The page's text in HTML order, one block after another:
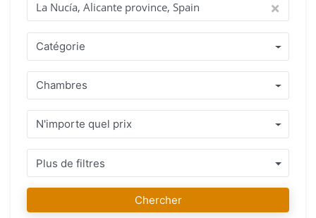
agents si vous souhaitez leur poser des questions. Trouver la
maison de vos rêves est notre passion ! Pourquoi acheter
avec IMMO ABROAD ? Bénéficiez d'une équipe d'agents
possédant plus de 15 ans d'expérience, qui parlent votre
langue et qui comprennent les lois et les règles du pays où
vous souhaitez acquérir votre propriété. Une sélection de
Propriétés bien entretenues situées à La Nucía, Alicante
province, Spain ou à proximité avec des conseils
professionnels honnêtes qui vous permettent de prendre la
bonne décision . Une fois que vous avez trouvé votre
propriété préférée, vous pouvez compter sur nous, non
seulement pendant le processus d'achat, mais aussi pour
vous conseiller et vous aider après l'acquisition si vous en
avez besoin. Chez IMMO ABROAD, notre équipe souhaite
Catégorie
Chambres
N'importe quel prix
Plus de filtres
Chercher